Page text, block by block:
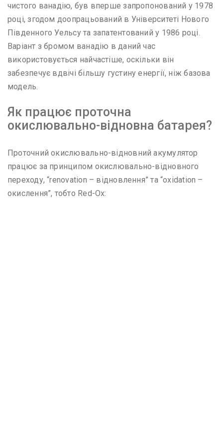
чистого ванадію, був вперше запропонований у 1978
році, згодом доопрацьований в Університеті Нового
Південного Уельсу та запатентований у 1986 році.
Варіант з бромом ванадію в даний час
використовується найчастіше, оскільки він
забезпечує вдвічі більшу густину енергії, ніж базова
модель.
Як працює проточна
окислювально-відновна батарея?
Проточний окислювально-відновний акумулятор
працює за принципом окислювально-відновного
переходу, “renovation – відновлення” та “oxidation –
окислення”, тобто Red-Ox: